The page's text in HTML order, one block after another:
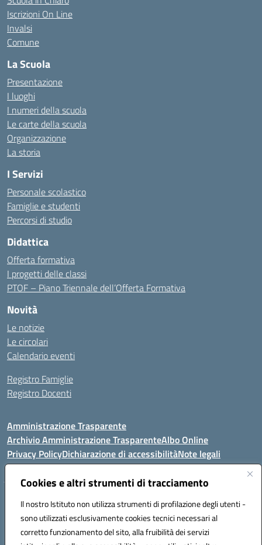
Cookies e altri strumenti di tracciamento
Il nostro Istituto non utilizza strumenti di profilazione degli utenti -
sono utilizzati esclusivamente cookies tecnici necessari al
corretto funzionamento del sito, alla fruibilità dei servizi
Iscrizioni On Line
Invalsi
Comune
La Scuola
Presentazione
I luoghi
I numeri della scuola
Le carte della scuola
Organizzazione
La storia
I Servizi
Personale scolastico
Famiglie e studenti
Percorsi di studio
Didattica
Offerta formativa
I progetti delle classi
PTOF – Piano Triennale dell’Offerta Formativa
Novità
Le notizie
Le circolari
Calendario eventi
Registro Famiglie
Registro Docenti
Amministrazione Trasparente
Archivio Amministrazione TrasparenteAlbo Online
Privacy PolicyDichiarazione di accessibilitàNote legali
Istituto Comprensivo Statale
Via Cupa Campanariello, 5 - 80059, Torre del Greco (NA)
Tel. +39 0818834377 - Fax +39 0818834377 - Cod.Fisc. 95170530638